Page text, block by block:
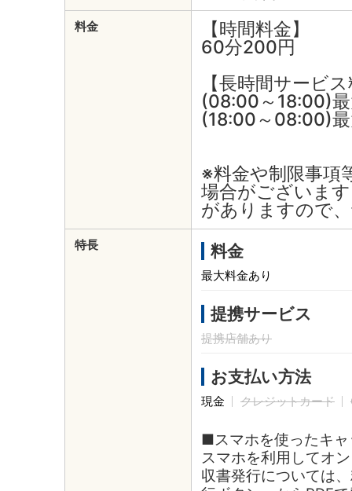
料金
【時間料金】
60分200円
【長時間サービ
(08:00～18:00)
(18:00～08:00)
※料金や制限事項
場合がございま
がありますので
特長 料金
最大料金あり
提携サービス
提携店舗あり
お支払い方法
現金 クレジットカード
■スマホを使ったキ
スマホを利用してオ
収書発行については